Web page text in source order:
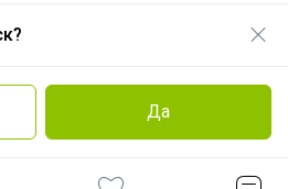
Да
1122468054070, 2012 -2026
пользователя